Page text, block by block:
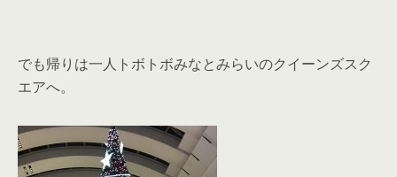
でも帰りは一人トボトボみなとみらいのクイーンズスク
エアへ。